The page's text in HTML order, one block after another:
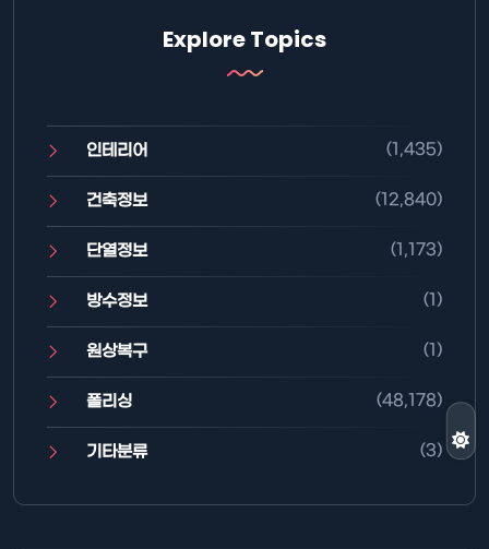
Explore Topics
인테리어 (1,435)
건축정보 (12,840)
단열정보 (1,173)
방수정보 (1)
원상복구 (1)
폴리싱 (48,178)
기타분류 (3)